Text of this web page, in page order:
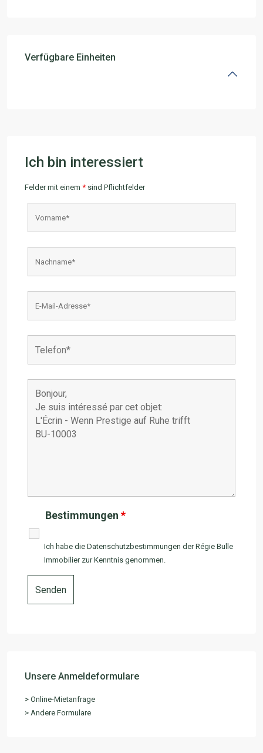
Verfügbare Einheiten
Ich bin interessiert
Felder mit einem * sind Pflichtfelder
Bestimmungen *
Ich habe die Datenschutzbestimmungen derRégie Bulle
Immobilierzur Kenntnis genommen.
Unsere Anmeldeformulare
> Online-Mietanfrage
> Andere Formulare